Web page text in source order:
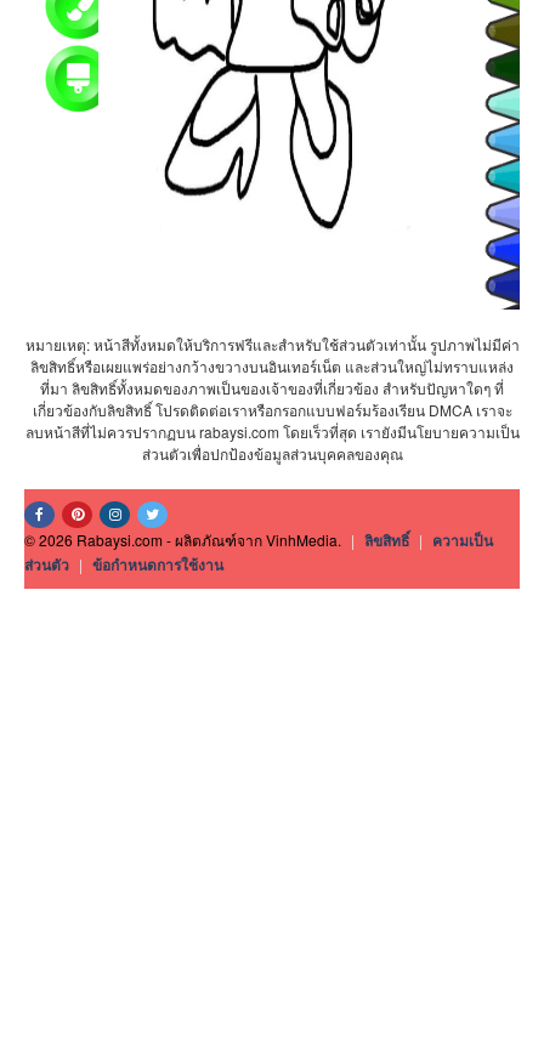
หมายเหตุ: หน้าสีทั้งหมดให้บริการฟรีและสำหรับใช้ส่วนตัวเท่านั้น รูปภาพไม่มีค่า
ลิขสิทธิ์หรือเผยแพร่อย่างกว้างขวางบนอินเทอร์เน็ต และส่วนใหญ่ไม่ทราบแหล่ง
ที่มา ลิขสิทธิ์ทั้งหมดของภาพเป็นของเจ้าของที่เกี่ยวข้อง สำหรับปัญหาใดๆ ที่
เกี่ยวข้องกับลิขสิทธิ์ โปรดติดต่อเราหรือกรอกแบบฟอร์มร้องเรียน DMCA เราจะ
ลบหน้าสีที่ไม่ควรปรากฏบน rabaysi.com โดยเร็วที่สุด เรายังมีนโยบายความเป็น
ส่วนตัวเพื่อปกป้องข้อมูลส่วนบุคคลของคุณ
© 2026 Rabaysi.com - ผลิตภัณฑ์จาก VinhMedia. | ลิขสิทธิ์ | ความเป็น
ส่วนตัว | ข้อกำหนดการใช้งาน